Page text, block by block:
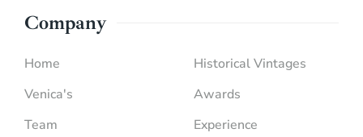
Company
Home
Venica's
Team
Historical Vintages
Awards
Experience